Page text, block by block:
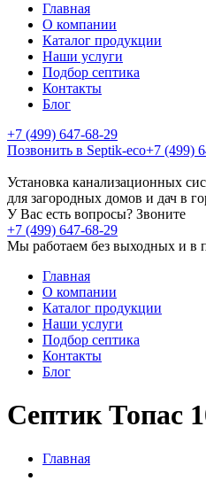
Главная
О компании
Каталог продукции
Наши услуги
Подбор септика
Контакты
Блог
+7 (499) 647-68-29
Позвонить в Septik-eco+7 (499)
Установка канализационных
для загородных домов и дач в
У Вас есть вопросы? Звоните
+7 (499) 647-68-29
Мы работаем без выходных и в
Главная
О компании
Каталог продукции
Наши услуги
Подбор септика
Контакты
Блог
Септик Топас
Главная